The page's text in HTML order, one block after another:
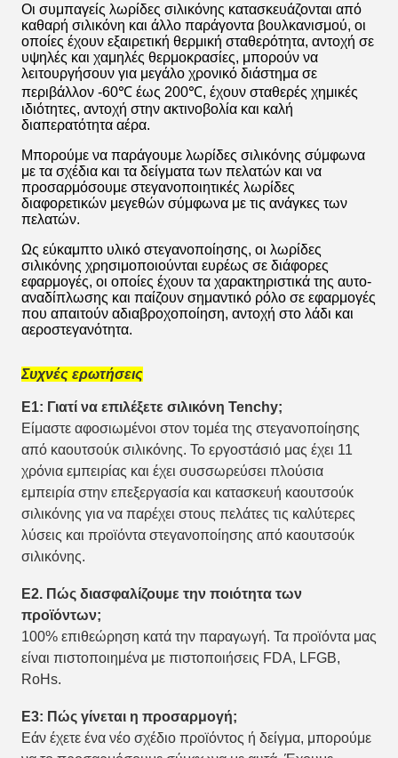
Οι συμπαγείς λωρίδες σιλικόνης κατασκευάζονται από
καθαρή σιλικόνη και άλλο παράγοντα βουλκανισμού, οι
οποίες έχουν εξαιρετική θερμική σταθερότητα, αντοχή σε
υψηλές και χαμηλές θερμοκρασίες, μπορούν να
λειτουργήσουν για μεγάλο χρονικό διάστημα σε
περιβάλλον -60℃ έως 200℃, έχουν σταθερές χημικές
ιδιότητες, αντοχή στην ακτινοβολία και καλή
διαπερατότητα αέρα.
Μπορούμε να παράγουμε λωρίδες σιλικόνης σύμφωνα
με τα σχέδια και τα δείγματα των πελατών και να
προσαρμόσουμε στεγανοποιητικές λωρίδες
διαφορετικών μεγεθών σύμφωνα με τις ανάγκες των
πελατών.
Ως εύκαμπτο υλικό στεγανοποίησης, οι λωρίδες
σιλικόνης χρησιμοποιούνται ευρέως σε διάφορες
εφαρμογές, οι οποίες έχουν τα χαρακτηριστικά της αυτο-
αναδίπλωσης και παίζουν σημαντικό ρόλο σε εφαρμογές
που απαιτούν αδιαβροχοποίηση, αντοχή στο λάδι και
αεροστεγανότητα.
Συχνές ερωτήσεις
Ε1: Γιατί να επιλέξετε σιλικόνη Tenchy;
Είμαστε αφοσιωμένοι στον τομέα της στεγανοποίησης
από καουτσούκ σιλικόνης. Το εργοστάσιό μας έχει 11
χρόνια εμπειρίας και έχει συσσωρεύσει πλούσια
εμπειρία στην επεξεργασία και κατασκευή καουτσούκ
σιλικόνης για να παρέχει στους πελάτες τις καλύτερες
λύσεις και προϊόντα στεγανοποίησης από καουτσούκ
σιλικόνης.
Ε2. Πώς διασφαλίζουμε την ποιότητα των
προϊόντων;
100% επιθεώρηση κατά την παραγωγή. Τα προϊόντα μας
είναι πιστοποιημένα με πιστοποιήσεις FDA, LFGB,
RoHs.
Ε3: Πώς γίνεται η προσαρμογή;
Εάν έχετε ένα νέο σχέδιο προϊόντος ή δείγμα, μπορούμε